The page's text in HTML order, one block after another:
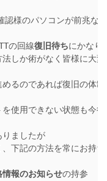
認様のパソコンが前兆な
の回線復旧待ちにかなり
しか術がなく皆様に大
るのであれば復旧の体
使用できない状態も今
りましたが
下記の方法を常にお持
情報のお知らせの持参